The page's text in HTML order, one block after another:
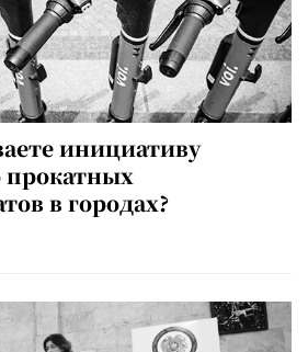
инициативу
прокатных
в городах?